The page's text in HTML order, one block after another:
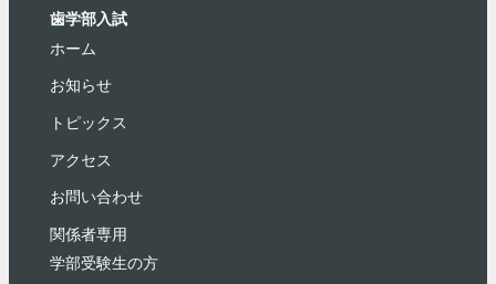
歯学部入試
ホーム
お知らせ
トピックス
アクセス
お問い合わせ
関係者専用
学部受験⽣の⽅